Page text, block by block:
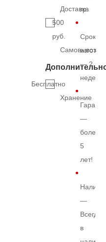
Доставка
500
руб.
Самовывоз
Бесплатно
Хранение
гр.
Срок
— 2
недели
—
более
5
лет!
—
Всегда
в